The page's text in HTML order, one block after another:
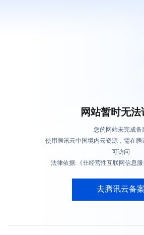
网站暂时无法
您的网站未完成备
使用腾讯云中国境内云资源，需在
可访问
法律依据:《非经营性互联网信息服
去腾讯云备案